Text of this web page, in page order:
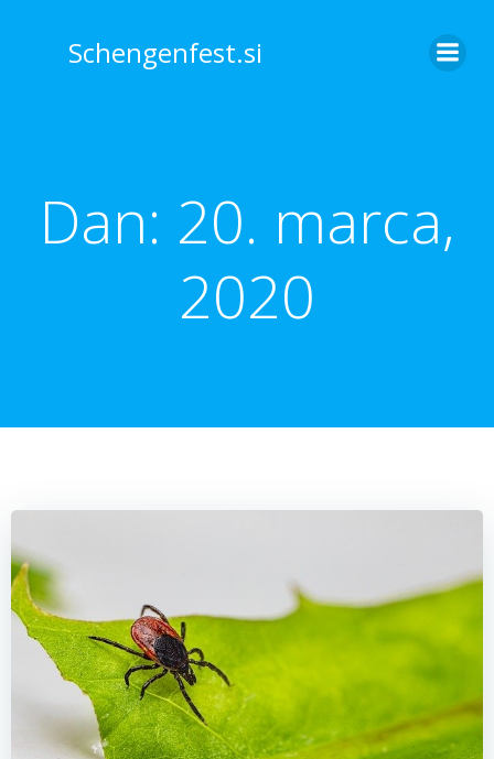
to
content
Schengenfest.si
Dan: 20. marca,
2020